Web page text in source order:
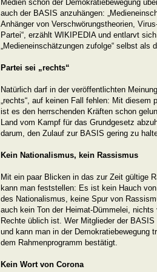
Medien schon der Demokratiebewegung
auch der BASIS anzuhängen:
Anhänger von Verschwörungstheorien,
Partei“, erzählt WIKIPEDIA und entlarvt
„Medieneinschätzungen zufolge“ selbst als
Partei sei „rechts“
Natürlich darf in der veröffentlichten
„rechts“, auf keinen Fall fehlen: Mit diesem
ist es den herrschenden Kräften schon
Land vom Kampf für das Grundgesetz
darum, den Zulauf zur BASIS gering zu
Kein Nationalismus, kein Rassismus
Mit ein paar Blicken in das zur Zeit gültige
kann man feststellen: Es ist kein Hauch
des Nationalismus, keine Spur von
auch kein Ton der Heimat-Dümmelei,
Rechte üblich ist. Wer Mitglieder der
und kann man in der Demokratiebewegung
dem Rahmenprogramm bestätigt.
Kein Wort von Corona